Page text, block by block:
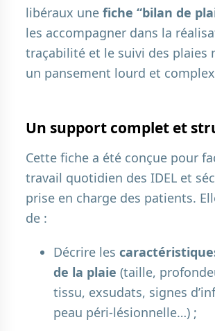
libéraux unefiche “bilan de
les accompagner dans la
traçabilité et le suivi des plaies
un pansement lourd et
Un support complet et
Cette fiche a été conçue pour
travail quotidien des IDEL et
prise en charge des patients.
de :
Décrire les
de la plaie (taille,
tissu, exsudats, signes
peau péri-lésionnelle…) ;